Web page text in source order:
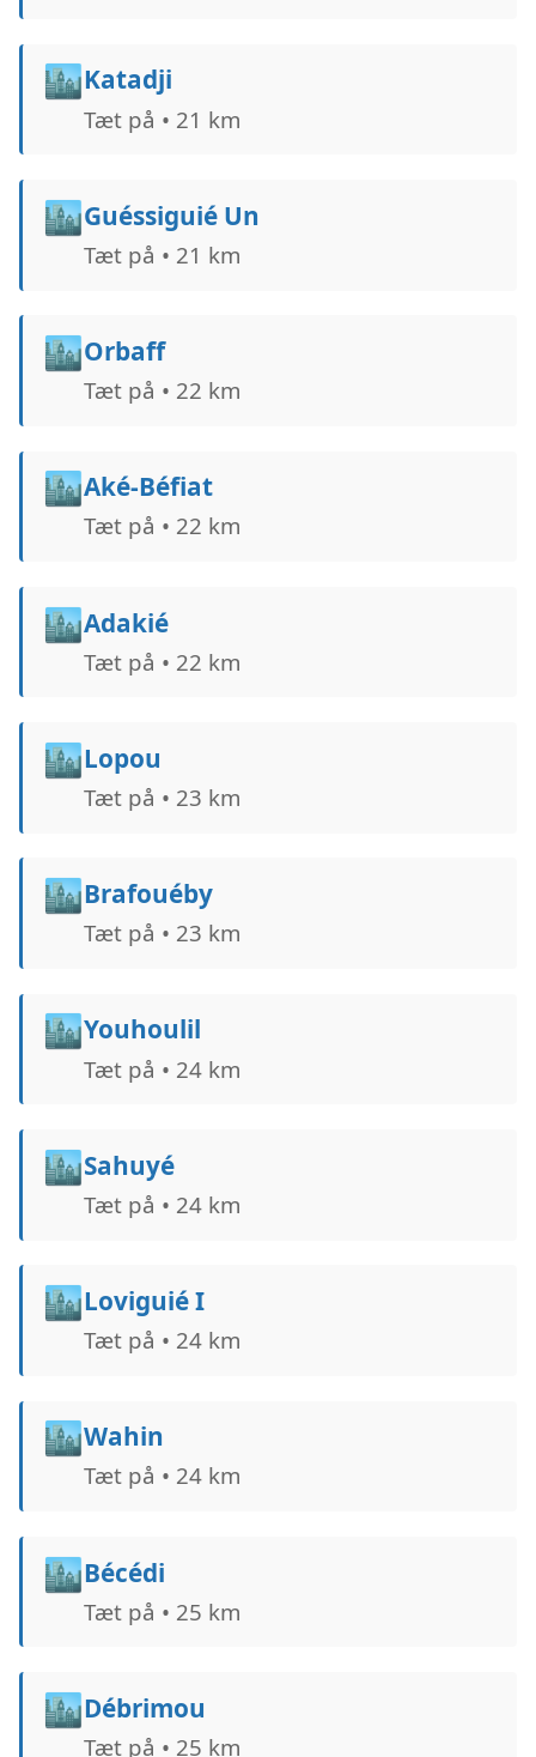
🏙️Katadji
Tæt på • 21 km
🏙️Guéssiguié Un
Tæt på • 21 km
🏙️Orbaff
Tæt på • 22 km
🏙️Aké-Béfiat
Tæt på • 22 km
🏙️Adakié
Tæt på • 22 km
🏙️Lopou
Tæt på • 23 km
🏙️Brafouéby
Tæt på • 23 km
🏙️Youhoulil
Tæt på • 24 km
🏙️Sahuyé
Tæt på • 24 km
🏙️Loviguié I
Tæt på • 24 km
🏙️Wahin
Tæt på • 24 km
🏙️Bécédi
Tæt på • 25 km
🏙️Débrimou
Tæt på • 25 km